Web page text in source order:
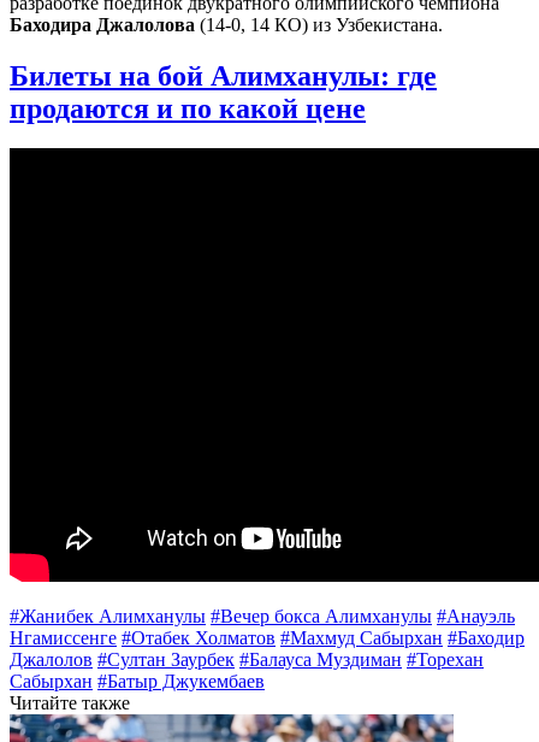
Баходира Джалолова (14-0, 14 КО) из Узбекистана.
Билеты на бой Алимханулы: где
продаются и по какой цене
#Жанибек Алимханулы #Вечер бокса Алимханулы #Анауэль
Нгамиссенге #Отабек Холматов #Махмуд Сабырхан #Баходир
Джалолов #Султан Заурбек #Балауса Муздиман #Торехан
Сабырхан #Батыр Джукембаев
Читайте также